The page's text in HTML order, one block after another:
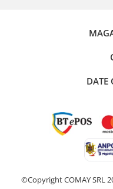
DATE
©Copyright COMAY SRL